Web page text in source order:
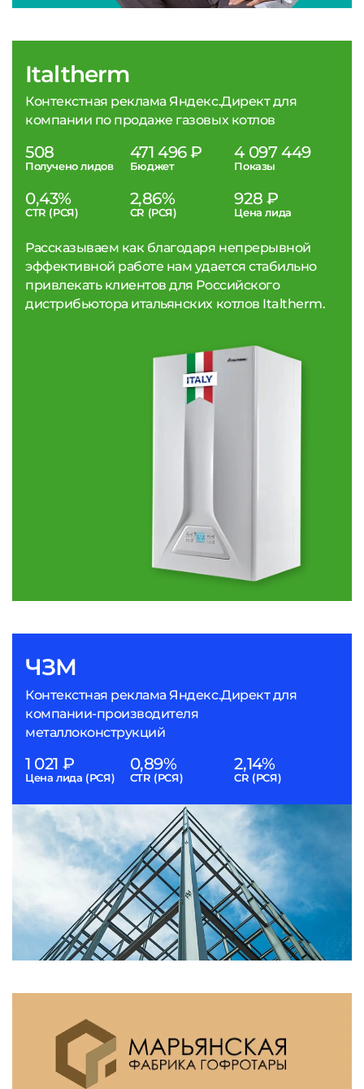
ЧЗМ
Контекстная реклама Яндекс.Директ для
компании-производителя
металлоконструкций
1 021 ₽
Цена лида (РСЯ)
0,89%
CTR (РСЯ)
2,14%
CR (РСЯ)
Italtherm
Контекстная реклама Яндекс.Директ для
компании по продаже газовых котлов
508
Получено лидов
471 496 ₽
Бюджет
4 097 449
Показы
0,43%
CTR (РСЯ)
2,86%
CR (РСЯ)
928 ₽
Цена лида
Рассказываем как благодаря непрерывной
эффективной работе нам удается стабильно
привлекать клиентов для Российского
дистрибьютора итальянских котлов Italtherm.